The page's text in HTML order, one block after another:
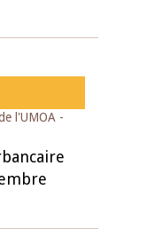
l'UMOA -